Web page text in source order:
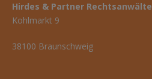
Hirdes & Partner Rechtsanwälte
Kohlmarkt 9
38100 Braunschweig